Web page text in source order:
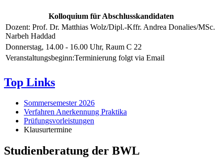
Kolloquium für Abschlusskandidaten
Dozent: Prof. Dr. Matthias Wolz/Dipl.-Kffr. Andrea Donalies/MSc.
Narbeh Haddad
Donnerstag, 14.00 - 16.00 Uhr, Raum C 22
Veranstaltungsbeginn:Terminierung folgt via Email
Top Links
Sommersemester 2026
Verfahren Anerkennung Praktika
Prüfungsvorleistungen
Klausurtermine
Studienberatung der BWL